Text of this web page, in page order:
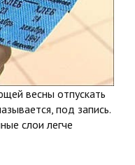
весны отпускать
под запись.
слои легче